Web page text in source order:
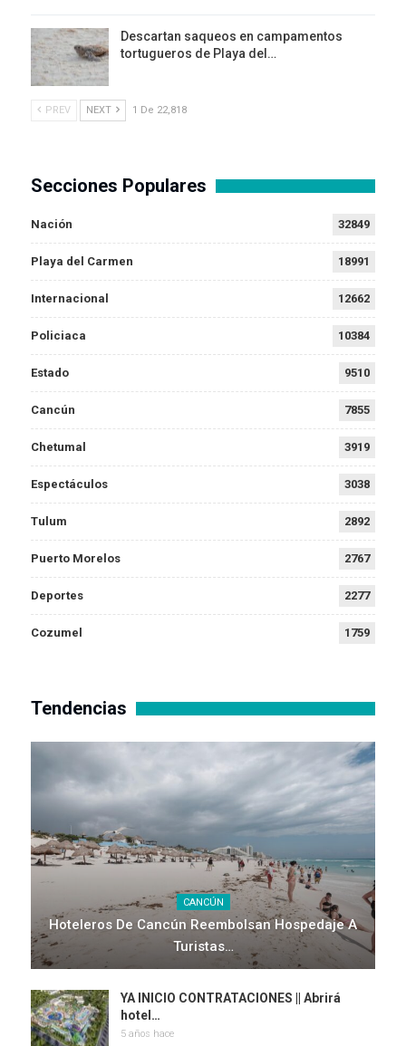
Descartan saqueos en campamentos
tortugueros de Playa del…
PREV NEXT 1 De 22,818
Secciones Populares
Nación 32849
Playa del Carmen 18991
Internacional 12662
Policiaca 10384
Estado 9510
Cancún 7855
Chetumal 3919
Espectáculos 3038
Tulum 2892
Puerto Morelos 2767
Deportes 2277
Cozumel 1759
Tendencias
CANCÚN
Hoteleros De Cancún Reembolsan Hospedaje A
Turistas…
YA INICIO CONTRATACIONES || Abrirá
hotel…
5 años hace